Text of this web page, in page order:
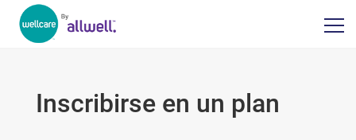
Inscribirse en un plan